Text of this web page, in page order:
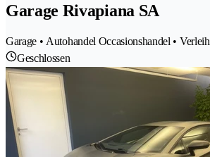
Garage Rivapiana SA
Garage • Autohandel Occasionshandel • Verleih
Geschlossen